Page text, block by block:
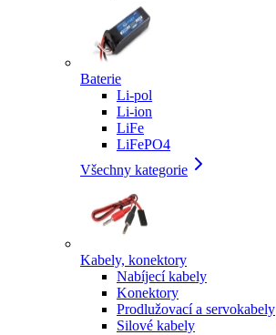
Baterie
Li-pol
Li-ion
LiFe
LiFePO4
Všechny kategorie
Kabely, konektory
Nabíjecí kabely
Konektory
Prodlužovací a servokabely
Silové kabely